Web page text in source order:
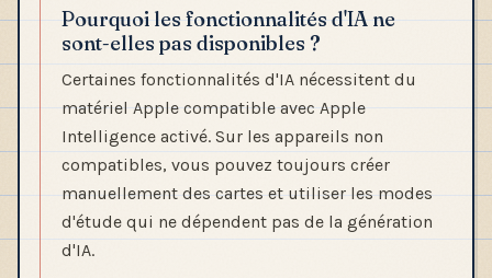
Pourquoi les fonctionnalités d'IA ne
sont-elles pas disponibles ?
Certaines fonctionnalités d'IA nécessitent du
matériel Apple compatible avec Apple
Intelligence activé. Sur les appareils non
compatibles, vous pouvez toujours créer
manuellement des cartes et utiliser les modes
d'étude qui ne dépendent pas de la génération
d'IA.